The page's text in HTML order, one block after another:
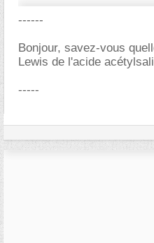
------
Bonjour, savez-vous
Lewis de l'acide
-----